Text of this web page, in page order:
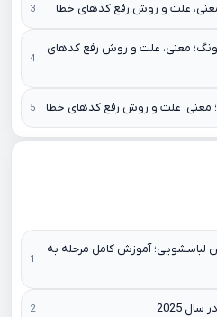
علت و روش رفع کدهای خطا
معنی، علت و روش رفع کدهای
معنی، علت و روش رفع کدهای خطا
لباسشویی؛ آموزش کامل مرحله به
2025